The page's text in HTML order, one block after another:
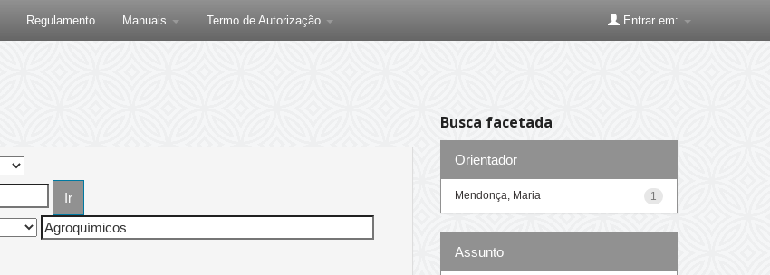
Regulamento Manuais Termo de Autorização Entrar em:
Busca facetada
Orientador
1
Mendonça, Maria
Assunto